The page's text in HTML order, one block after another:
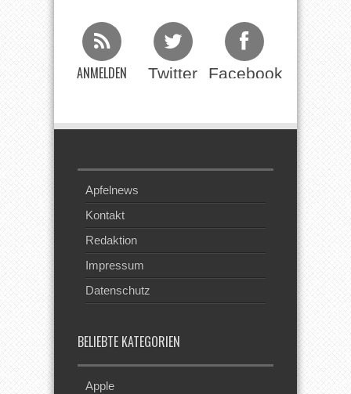
ANMELDEN Twitter Facebook
Apfelnews
Kontakt
Redaktion
Impressum
Datenschutz
BELIEBTE KATEGORIEN
Apple